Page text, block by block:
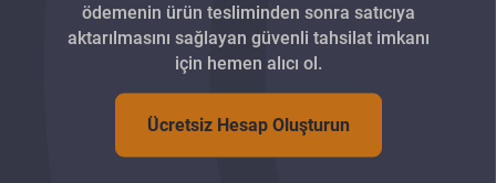
ödemenin ürün tesliminden sonra satıcıya
aktarılmasını sağlayan güvenli tahsilat imkanı
için hemen alıcı ol.
Ücretsiz Hesap Oluşturun